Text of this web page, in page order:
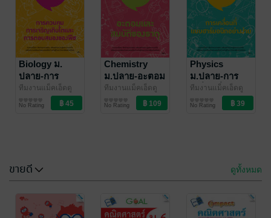
Biology ม.
ปลาย-การ
ควบคุมการ
เจริญเติบโต
และการตอบ
ทีมงานแม็คเอ็ดดู
เคชั่น จำกัด
/ MAC
Education
การศึกษา/ตำรา
เรียน
No Rating
Chemistry
ม.ปลาย-อะตอม
และสมบัติของ
ทีมงานแม็คเอ็ดดู
เคชั่น จำกัด
/ MAC
Education
การศึกษา/ตำรา
เรียน
No Rating
Physics
ม.ปลาย-การ
เคลื่อนที่แบบ
ฮาร์มอนิกอย่าง
ทีมงานแม็คเอ็ดดู
เคชั่น จำกัด
/ MAC
Education
การศึกษา/ตำรา
เรียน
No Rating
ขายดี ดูทั้งหมด